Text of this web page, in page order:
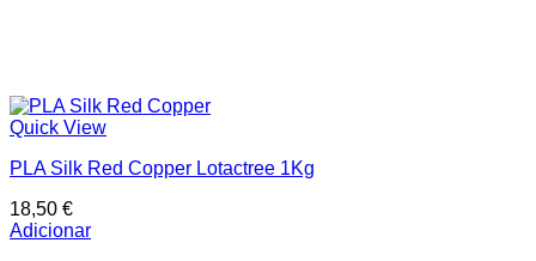
Quick View
PLA Silk Red Copper Lotactree 1Kg
18,50 €
Adicionar